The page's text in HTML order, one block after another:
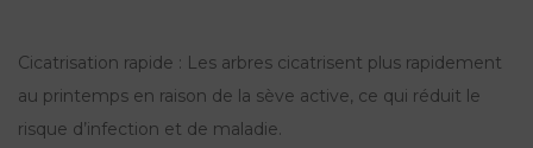
Cicatrisation rapide : Les arbres cicatrisent plus rapidement
au printemps en raison de la sève active, ce qui réduit le
risque d’infection et de maladie.